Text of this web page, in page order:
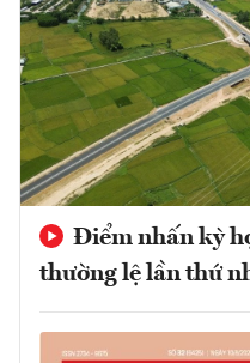
Điểm nhấn kỳ
thường lệ lần thứ